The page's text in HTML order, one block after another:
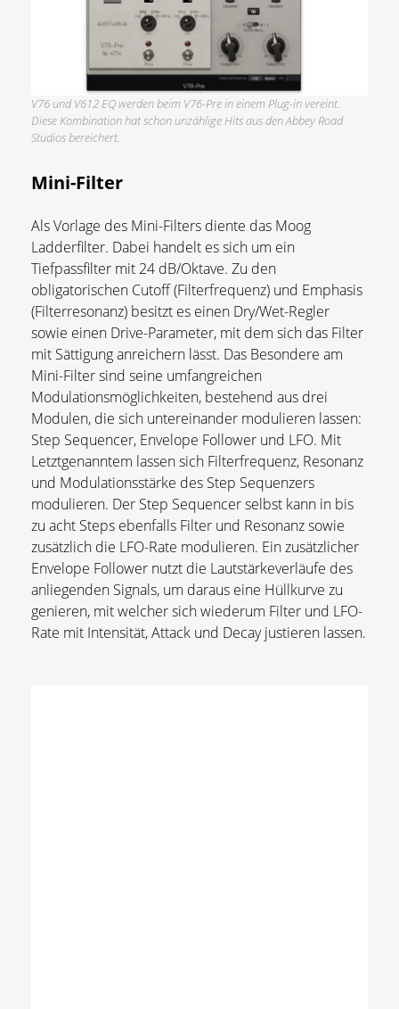
V76 und V612 EQ werden beim V76-Pre in einem Plug-in vereint.
Diese Kombination hat schon unzählige Hits aus den Abbey Road
Studios bereichert.
Mini-Filter
Als Vorlage des Mini-Filters diente das Moog
Ladderfilter. Dabei handelt es sich um ein
Tiefpassfilter mit 24 dB/Oktave. Zu den
obligatorischen Cutoff (Filterfrequenz) und Emphasis
(Filterresonanz) besitzt es einen Dry/Wet-Regler
sowie einen Drive-Parameter, mit dem sich das Filter
mit Sättigung anreichern lässt. Das Besondere am
Mini-Filter sind seine umfangreichen
Modulationsmöglichkeiten, bestehend aus drei
Modulen, die sich untereinander modulieren lassen:
Step Sequencer, Envelope Follower und LFO. Mit
Letztgenanntem lassen sich Filterfrequenz, Resonanz
und Modulationsstärke des Step Sequenzers
modulieren. Der Step Sequencer selbst kann in bis
zu acht Steps ebenfalls Filter und Resonanz sowie
zusätzlich die LFO-Rate modulieren. Ein zusätzlicher
Envelope Follower nutzt die Lautstärkeverläufe des
anliegenden Signals, um daraus eine Hüllkurve zu
genieren, mit welcher sich wiederum Filter und LFO-
Rate mit Intensität, Attack und Decay justieren lassen.